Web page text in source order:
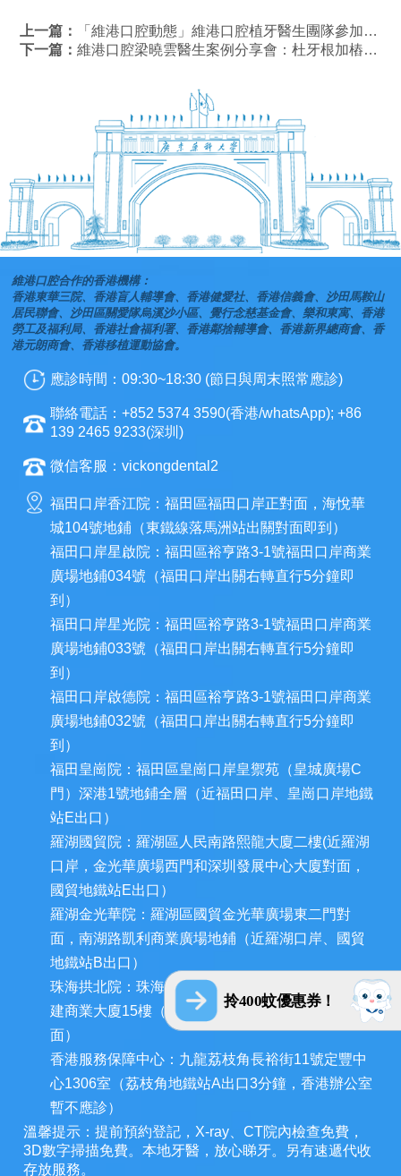
上一篇：
「維港口腔動態」維港口腔植牙醫生團隊參加登騰高級班
下一篇：維港口腔梁曉雲醫生案例分享會：杜牙根加樁核冠修復
拎400蚊優惠券！
維港口腔合作的香港機構：
香港東華三院、香港盲人輔導會、香港健愛社、香港信義會、沙田馬鞍山
居民聯會、沙田區關愛隊烏溪沙小區、覺行念慈基金會、樂和東寓、香港
勞工及福利局、香港社會福利署、香港鄰捨輔導會、香港新界總商會、香
港元朗商會、香港移植運動協會。
應診時間：09:30~18:30 (節日與周末照常應診)
聯絡電話：+852 5374 3590(香港/whatsApp); +86
139 2465 9233(深圳)
微信客服：vickongdental2
福田口岸香江院：福田區福田口岸正對面，海悅華
城104號地鋪（東鐵線落馬洲站出關對面即到）
福田口岸星啟院：福田區裕亨路3-1號福田口岸商業
廣場地鋪034號（福田口岸出關右轉直行5分鐘即
到）
福田口岸星光院：福田區裕亨路3-1號福田口岸商業
廣場地鋪033號（福田口岸出關右轉直行5分鐘即
到）
福田口岸啟德院：福田區裕亨路3-1號福田口岸商業
廣場地鋪032號（福田口岸出關右轉直行5分鐘即
到）
福田皇崗院：福田區皇崗口岸皇禦苑（皇城廣場C
門）深港1號地鋪全層（近福田口岸、皇崗口岸地鐵
站E出口）
羅湖國貿院：羅湖區人民南路熙龍大廈二樓(近羅湖
口岸，金光華廣場西門和深圳發展中心大廈對面，
國貿地鐵站E出口）
羅湖金光華院：羅湖區國貿金光華廣場東二門對
面，南湖路凱利商業廣場地鋪（近羅湖口岸、國貿
地鐵站B出口）
珠海拱北院：珠海市香洲區拱北迎賓南路1155號中
建商業大廈15樓（近拱北口岸，迎賓百貨廣場對
面）
香港服務保障中心：九龍荔枝角長裕街11號定豐中
心1306室（荔枝角地鐵站A出口3分鐘，香港辦公室
暫不應診）
溫馨提示：提前預約登記，X-ray、CT院內檢查免費，
3D數字掃描免費。本地牙醫，放心睇牙。另有速遞代收
存放服務。